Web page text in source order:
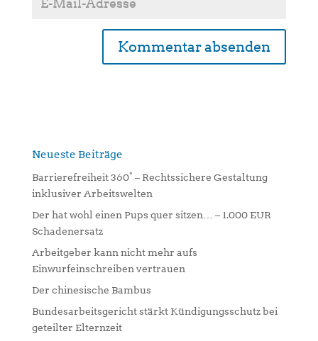
n
v
e
:
Neueste Beiträge
Barrierefreiheit 360° – Rechtssichere Gestaltung
inklusiver Arbeitswelten
Der hat wohl einen Pups quer sitzen… – 1.000 EUR
Schadenersatz
Arbeitgeber kann nicht mehr aufs
Einwurfeinschreiben vertrauen
Der chinesische Bambus
Bundesarbeitsgericht stärkt Kündigungsschutz bei
geteilter Elternzeit